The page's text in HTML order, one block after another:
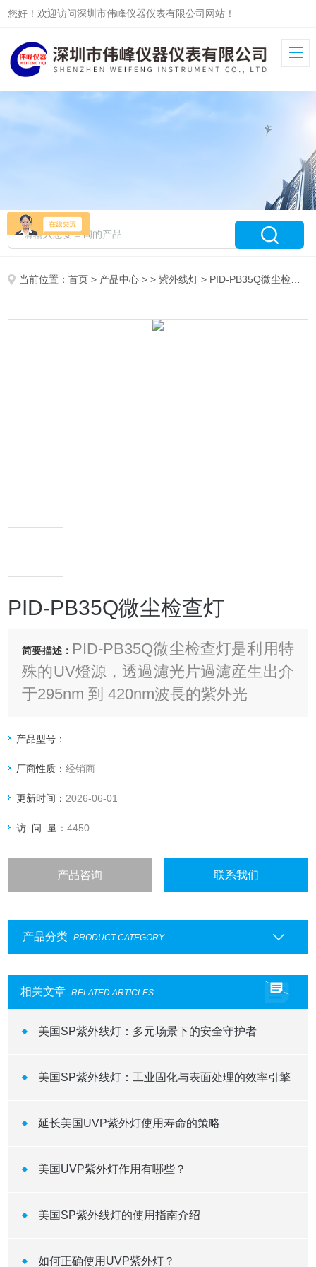
您好！欢迎访问深圳市伟峰仪器仪表有限公司网站！
当前位置：首页 > 产品中心 > >紫外线灯 > PID-PB35Q微尘检查灯
PID-PB35Q微尘检查灯
简要描述： PID-PB35Q微尘检查灯是利用特
殊的UV燈源，透過濾光片過濾産生出介
于295nm 到 420nm波長的紫外光
产品型号：
厂商性质：经销商
更新时间： 2026-06-01
访 问 量：4450
产品咨询 联系我们
产品分类 PRODUCT CATEGORY
相关文章 RELATED ARTICLES
美国SP紫外线灯：多元场景下的安全守护者
美国SP紫外线灯：工业固化与表面处理的效率引擎
延长美国UVP紫外灯使用寿命的策略
美国UVP紫外灯作用有哪些？
美国SP紫外线灯的使用指南介绍
如何正确使用UVP紫外灯？